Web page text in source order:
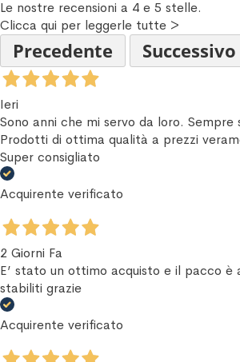
Le nostre recensioni a 4 e 5 stelle.
Clicca qui per leggerle tutte >
Precedente Successivo
Ieri
Sono anni che mi servo da loro. Sempre
Prodotti di ottima qualità a prezzi
Super consigliato
Acquirente verificato
2 Giorni Fa
E’ stato un ottimo acquisto e il pacco è
stabiliti grazie
Acquirente verificato